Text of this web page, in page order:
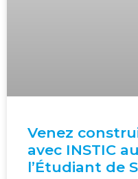
Venez
avec INSTIC
l’Étudiant de